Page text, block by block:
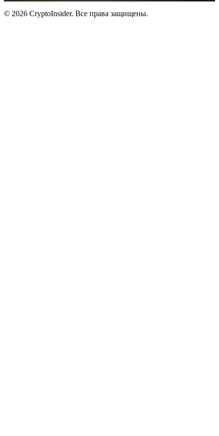
© 2026 CryptoInsider. Все права защищены.